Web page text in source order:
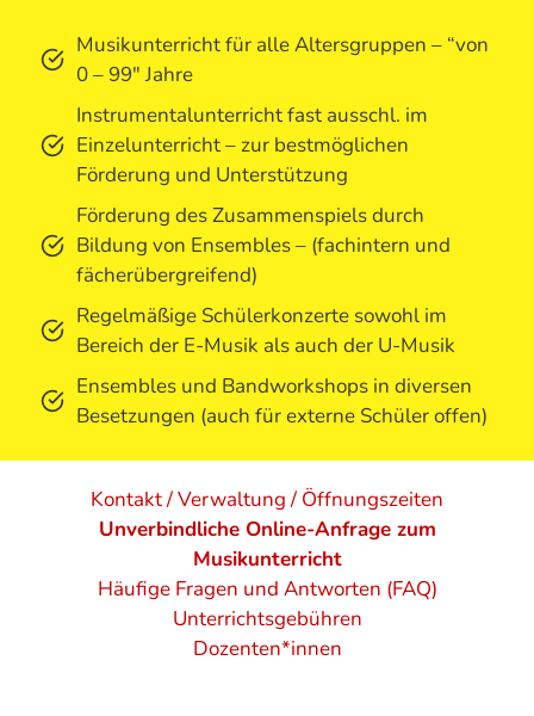
Musikunterricht für alle Altersgruppen – “von
0 – 99″ Jahre
Instrumentalunterricht fast ausschl. im
Einzelunterricht – zur bestmöglichen
Förderung und Unterstützung
Förderung des Zusammenspiels durch
Bildung von Ensembles – (fachintern und
fächerübergreifend)
Regelmäßige Schülerkonzerte sowohl im
Bereich der E-Musik als auch der U-Musik
Ensembles und Bandworkshops in diversen
Besetzungen (auch für externe Schüler offen)
Kontakt / Verwaltung / Öffnungszeiten
Unverbindliche Online-Anfrage zum
Musikunterricht
Häufige Fragen und Antworten (FAQ)
Unterrichtsgebühren
Dozenten*innen